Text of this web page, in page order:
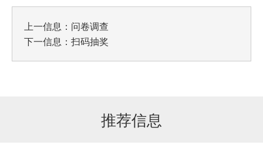
上一信息： 问卷调查
下一信息： 扫码抽奖
推荐信息